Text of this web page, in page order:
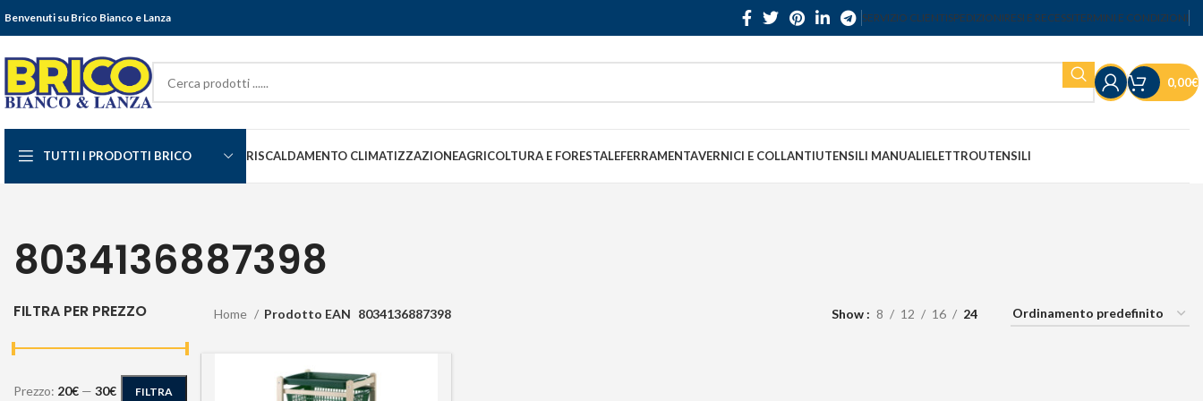
Benvenuti su Brico Bianco e Lanza SERVIZIO CLIENTISPEDIZIONIRESI E RECESSITERMINI E CONDIZIONI
0,00€
TUTTI I PRODOTTI BRICO RISCALDAMENTO CLIMATIZZAZIONEAGRICOLTURA E FORESTALEFERRAMENTAVERNICI E COLLANTIUTENSILI MANUALIELETTROUTENSILI
8034136887398
FILTRA PER PREZZO
FILTRA
Prezzo: 20€ — 30€
Home Prodotto EAN 8034136887398 Show 8 12 16 24